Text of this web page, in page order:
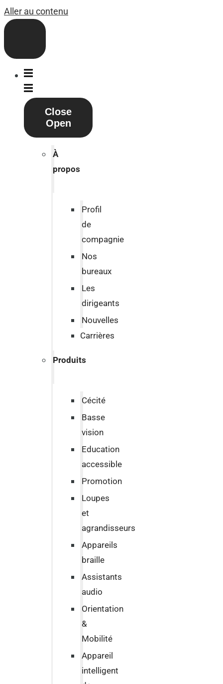
Aller au contenu
Close
Open
À
propos
Profil
de
compagnie
Nos
bureaux
Les
dirigeants
Nouvelles
Carrières
Produits
Cécité
Basse
vision
Education
accessible
Promotion
Loupes
et
agrandisseurs
Appareils
braille
Assistants
audio
Orientation
&
Mobilité
Appareil
intelligent